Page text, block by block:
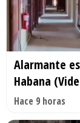
Alarmante
Habana
Hace 9 horas